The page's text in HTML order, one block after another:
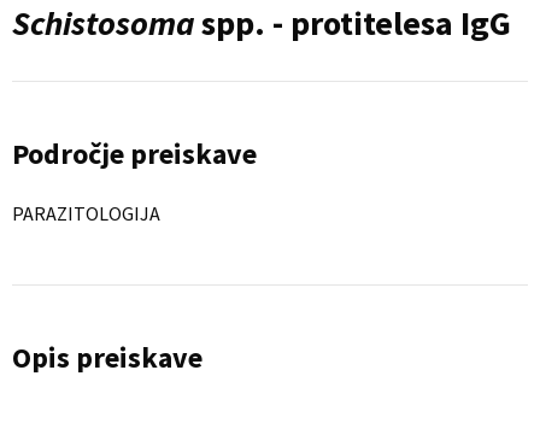
Schistosomaspp. - protitelesa IgG
Področje preiskave
PARAZITOLOGIJA
Opis preiskave